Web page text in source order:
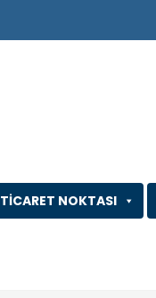
TİCARET NOKTASI